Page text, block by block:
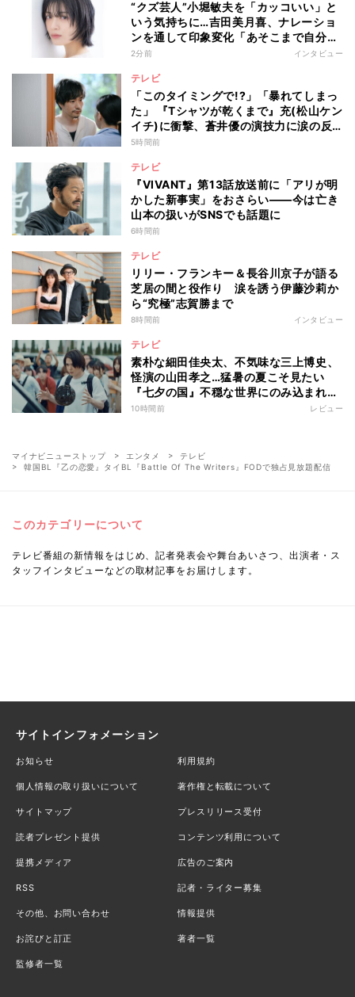
“クズ芸人”小堀敏夫を「カッコいい」と
いう気持ちに…吉田美月喜、ナレーショ
ンを通して印象変化「あそこまで自分に
正直に生きられる人は、なかなかいな
2分前 インタビュー
テレビ
「このタイミングで!?」「暴れてしまっ
た」 『Tシャツが乾くまで』充(松山ケン
イチ)に衝撃、蒼井優の演技力に涙の反
響も
5時間前
テレビ
『VIVANT』第13話放送前に「アリが明
かした新事実」をおさらい――今は亡き
山本の扱いがSNSでも話題に
6時間前
テレビ
リリー・フランキー＆長谷川京子が語る
芝居の間と役作り 涙を誘う伊藤沙莉か
ら“究極”志賀勝まで
8時間前 インタビュー
テレビ
素朴な細田佳央太、不気味な三上博史、
怪演の山田孝之…猛暑の夏こそ見たい
『七夕の国』不穏な世界にのみ込まれる
超常ミステリー
10時間前 レビュー
マイナビニューストップ エンタメ
テレビ
韓国BL『乙の恋愛』タイBL『Battle Of The Writers』FODで独占見放題配信
このカテゴリーについて
テレビ番組の新情報をはじめ、記者発表会や舞台あいさつ、出演者・ス
タッフインタビューなどの取材記事をお届けします。
サイトインフォメーション
お知らせ 利用規約
個人情報の取り扱いについて 著作権と転載について
サイトマップ プレスリリース受付
読者プレゼント提供 コンテンツ利用について
提携メディア 広告のご案内
RSS 記者・ライター募集
その他、お問い合わせ 情報提供
お詫びと訂正 著者一覧
監修者一覧